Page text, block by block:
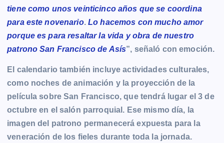
tiene como unos veinticinco años que se coordina
para este novenario.Lo hacemos con mucho amor
porque es para resaltar la vida y obra de nuestro
patrono San Francisco de Asís”, señaló con emoción.
El calendario también incluye actividades culturales,
como noches de animación y la proyección de la
película sobre San Francisco, que tendrá lugar el 3 de
octubre en el salón parroquial. Ese mismo día, la
imagen del patrono permanecerá expuesta para la
veneración de los fieles durante toda la jornada.